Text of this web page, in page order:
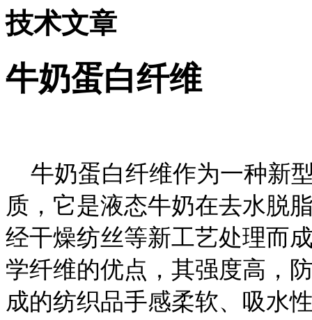
技术文章
牛奶蛋白纤维
牛奶蛋白纤维作为一种新
质，它是液态牛奶在去水脱
经干燥纺丝等新工艺处理而
学纤维的优点，其强度高，
成的纺织品手感柔软、吸水